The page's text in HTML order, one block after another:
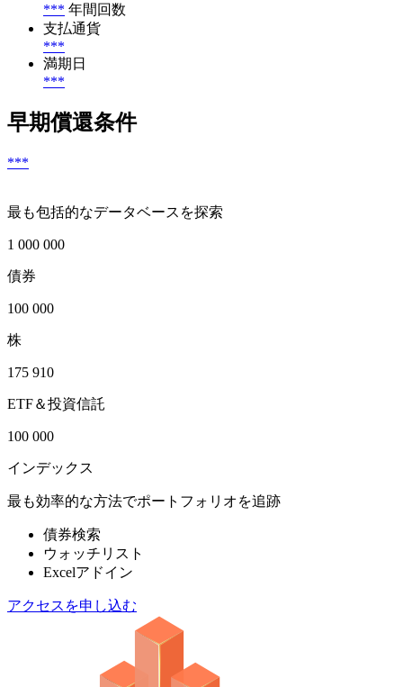
*** 年間回数
支払通貨
***
満期日
***
早期償還条件
***
最も包括的なデータベースを探索
1 000 000
債券
100 000
株
175 910
ETF＆投資信託
100 000
インデックス
最も効率的な方法でポートフォリオを追跡
債券検索
ウォッチリスト
Excelアドイン
アクセスを申し込む